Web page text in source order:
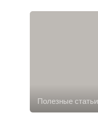
Полезные статьи